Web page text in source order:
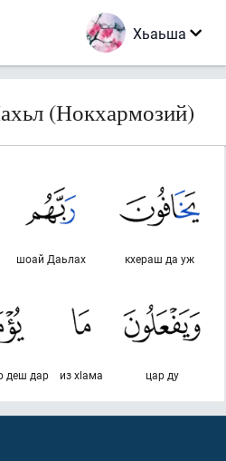
Хьаьша
(Нокхармозий)
кхераш да уж
шоай Даьлах
цар ду
из хlама
деш дар